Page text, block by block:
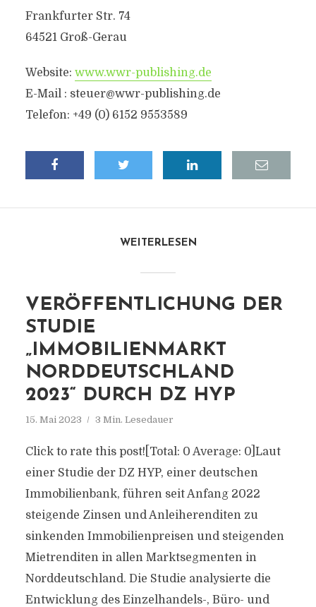
Frankfurter Str. 74
64521 Groß-Gerau
Website: www.wwr-publishing.de
E-Mail : steuer@wwr-publishing.de
Telefon: +49 (0) 6152 9553589
WEITERLESEN
VERÖFFENTLICHUNG DER
STUDIE
„IMMOBILIENMARKT
NORDDEUTSCHLAND
2023“ DURCH DZ HYP
15. Mai 2023 3 Min. Lesedauer
Click to rate this post![Total: 0 Average: 0]Laut
einer Studie der DZ HYP, einer deutschen
Immobilienbank, führen seit Anfang 2022
steigende Zinsen und Anleiherenditen zu
sinkenden Immobilienpreisen und steigenden
Mietrenditen in allen Marktsegmenten in
Norddeutschland. Die Studie analysierte die
Entwicklung des Einzelhandels-, Büro- und